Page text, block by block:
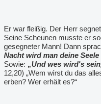
Er war fleißig. Der Herr
Seine Scheunen musste er
gesegneter Mann! Dann
Nacht wird man deine
Sowie: „Und wes wird's
12,20) „Wem wirst du das
erben? Wer erhält es?“